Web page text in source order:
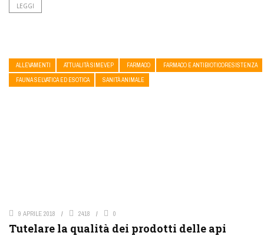
LEGGI
ALLEVAMENTI ATTUALITÀ SIMEVEP FARMACO
FARMACO E ANTIBIOTICORESISTENZA
FAUNA SELVATICA ED ESOTICA
SANITÀ ANIMALE
9 APRILE 2018 2418 0
Tutelare la qualità dei prodotti delle api